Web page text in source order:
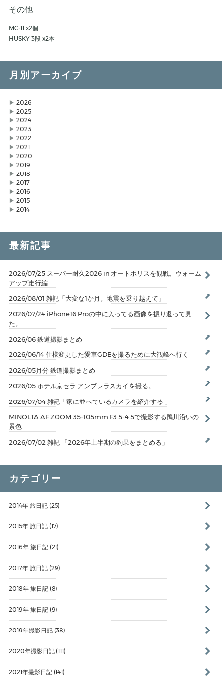
その他
MC-11 x2個
HUSKY 3段 x2本
月別アーカイブ
▶ 2026
▶ 2025
▶ 2024
▶ 2023
▶ 2022
▶ 2021
▶ 2020
▶ 2019
▶ 2018
▶ 2017
▶ 2016
▶ 2015
▶ 2014
最新記事
2026/07/25 スーパー耐久2026 in オートポリスを観戦。ウォーム
アップ走行編
2026/08/01 雑記「大変な1か月。地震を乗り越えて」
2026/07/24 iPhone16 Proの中に入ってる画像を振り返って見
た。
2026/06 鉄道撮影まとめ
2026/06/14 仕様変更した愛車GDBを撮るために大観峰へ行く
2026/05月分 鉄道撮影まとめ
2026/05 ホテル京セラ アンブレラスカイを撮る。
2026/07/04 雑記「家に並べているカメラを紹介する 」
MINOLTA AF ZOOM 35-105mm F3.5-4.5で撮影する鴨川沿いの
景色
2026/07/02 雑記 「2026年上半期の釣果をまとめる」
カテゴリー
2014年 旅日記 (25)
2015年 旅日記 (17)
2016年 旅日記 (21)
2017年 旅日記 (29)
2018年 旅日記 (8)
2019年 旅日記 (9)
2019年撮影日記 (38)
2020年撮影日記 (111)
2021年撮影日記 (141)